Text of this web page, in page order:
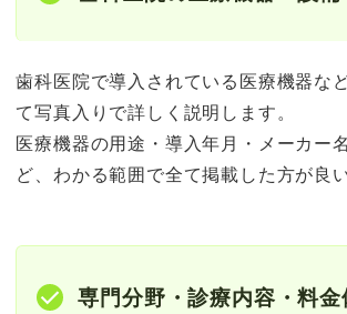
歯科医院で導入されている医療機器な
て写真入りで詳しく説明します。
医療機器の用途・導入年月・メーカー
ど、わかる範囲で全て掲載した方が良
専門分野・診療内容・料